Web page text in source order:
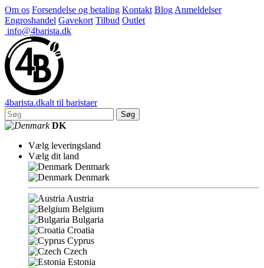
Om os Forsendelse og betaling Kontakt Blog Anmeldelser
Engroshandel Gavekort Tilbud Outlet
info@4barista.dk
4barista.dkalt til baristaer
Søg
DK
Vælg leveringsland
Vælg dit land
Denmark
Denmark
Austria
Belgium
Bulgaria
Croatia
Cyprus
Czech
Estonia